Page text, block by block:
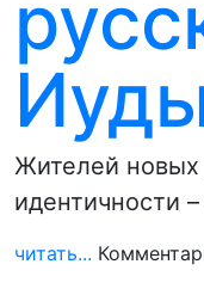
Жителей новых
идентичности
читать...